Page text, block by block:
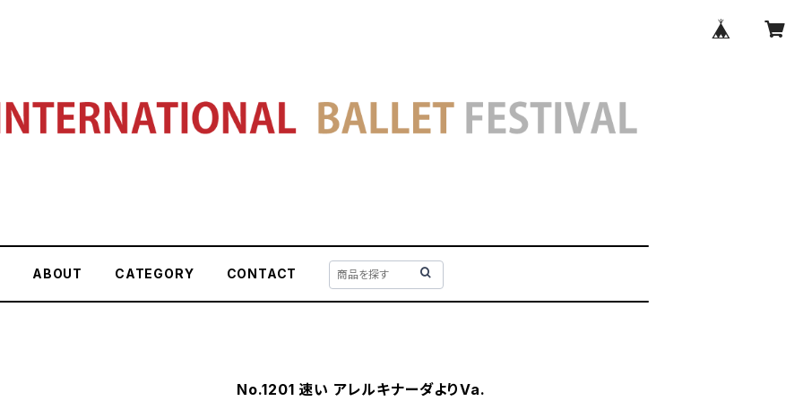
ABOUT CATEGORY CONTACT
No.1201 速い アレルキナーダよりVa.